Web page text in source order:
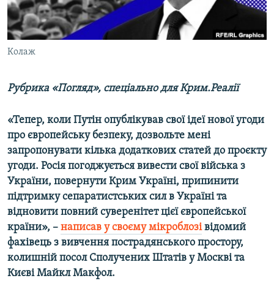
ВІДЕОУРОКИ «ELIFBE»
СВІДЧЕННЯ ОКУПАЦІЇ
УКРАЇНСЬКА ПРОБЛЕМА КРИМУ
Русский
Qırımtatar
Усі сайти RFE/RL
Колаж
Рубрика «Погляд», спеціально для Крим.Реалії
«Тепер, коли Путін опублікував свої ідеї нової угоди
про європейську безпеку, дозвольте мені
запропонувати кілька додаткових статей до проєкту
угоди. Росія погоджується вивести свої війська з
України, повернути Крим Україні, припинити
підтримку сепаратистських сил в Україні та
відновити повний суверенітет цієї європейської
країни», – написав у своєму мікроблозівідомий
фахівець з вивчення пострадянського простору,
колишній посол Сполучених Штатів у Москві та
Києві Майкл Макфол.